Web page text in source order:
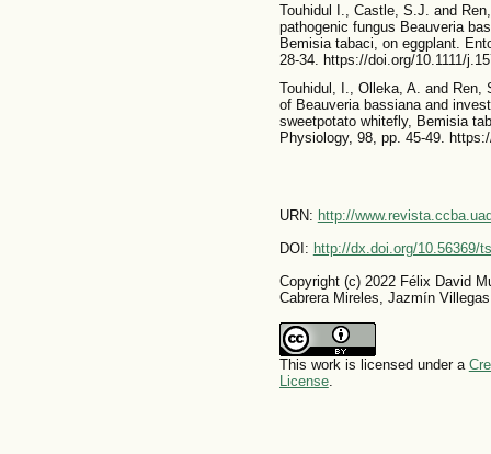
Touhidul I., Castle, S.J. and
pathogenic fungus Beauveria
Bemisia tabaci, on eggplant.
28-34. https://doi.org/10.1111/
Touhidul, I., Olleka, A. and
of Beauveria bassiana and
sweetpotato whitefly, Bemisia
Physiology, 98, pp. 45-49.
URN: http://
DOI: http://dx.doi.org/10.56369/
Copyright (c) 2022 Félix David
Cabrera Mireles, Jazmín
This work is licensed under a
License.